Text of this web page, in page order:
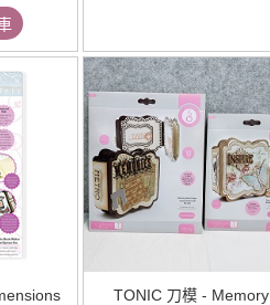
TONIC 刀模 - Memory